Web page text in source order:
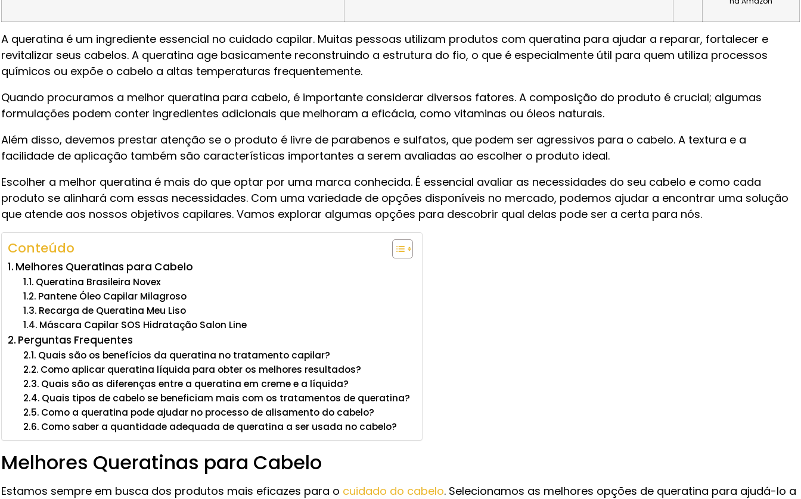
A queratina é um ingrediente essencial no cuidado capilar. Muitas pessoas utilizam produtos com queratina para ajudar a reparar, fortalecer e
revitalizar seus cabelos. A queratina age basicamente reconstruindo a estrutura do fio, o que é especialmente útil para quem utiliza processos
químicos ou expõe o cabelo a altas temperaturas frequentemente.
Quando procuramos a melhor queratina para cabelo, é importante considerar diversos fatores. A composição do produto é crucial; algumas
formulações podem conter ingredientes adicionais que melhoram a eficácia, como vitaminas ou óleos naturais.
Além disso, devemos prestar atenção se o produto é livre de parabenos e sulfatos, que podem ser agressivos para o cabelo. A textura e a
facilidade de aplicação também são características importantes a serem avaliadas ao escolher o produto ideal.
Escolher a melhor queratina é mais do que optar por uma marca conhecida. É essencial avaliar as necessidades do seu cabelo e como cada
produto se alinhará com essas necessidades. Com uma variedade de opções disponíveis no mercado, podemos ajudar a encontrar uma solução
que atende aos nossos objetivos capilares. Vamos explorar algumas opções para descobrir qual delas pode ser a certa para nós.
Conteúdo
Melhores Queratinas para Cabelo
Queratina Brasileira Novex
Pantene Óleo Capilar Milagroso
Recarga de Queratina Meu Liso
Máscara Capilar SOS Hidratação Salon Line
Perguntas Frequentes
Quais são os benefícios da queratina no tratamento capilar?
Como aplicar queratina líquida para obter os melhores resultados?
Quais são as diferenças entre a queratina em creme e a líquida?
Quais tipos de cabelo se beneficiam mais com os tratamentos de queratina?
Como a queratina pode ajudar no processo de alisamento do cabelo?
Como saber a quantidade adequada de queratina a ser usada no cabelo?
Melhores Queratinas para Cabelo
Estamos sempre em busca dos produtos mais eficazes para o cuidado do cabelo. Selecionamos as melhores opções de queratina para ajudá-lo a